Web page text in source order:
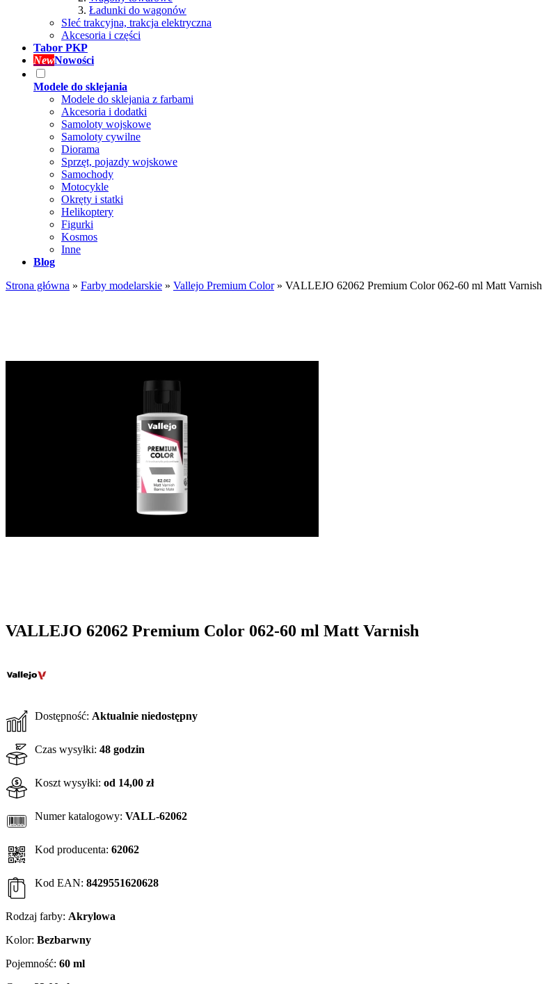
Ładunki do wagonów
SIeć trakcyjna, trakcja elektryczna
Akcesoria i części
Tabor PKP
NewNowości
Modele do sklejania
Modele do sklejania z farbami
Akcesoria i dodatki
Samoloty wojskowe
Samoloty cywilne
Diorama
Sprzęt, pojazdy wojskowe
Samochody
Motocykle
Okręty i statki
Helikoptery
Figurki
Kosmos
Inne
Blog
Strona główna » Farby modelarskie » Vallejo Premium Color» VALLEJO 62062 Premium Color 062-60 ml Matt Varnish
VALLEJO 62062 Premium Color 062-60 ml Matt Varnish
Dostępność: Aktualnie niedostępny
Czas wysyłki: 48 godzin
Koszt wysyłki: od 14,00 zł
Numer katalogowy: VALL-62062
Kod producenta: 62062
Kod EAN: 8429551620628
Rodzaj farby: Akrylowa
Kolor: Bezbarwny
Pojemność: 60 ml